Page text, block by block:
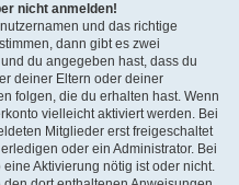
nicht anmelden!
und das richtige
dann gibt es zwei
du angegeben hast, dass du
deiner Eltern oder deiner
folgen, die du erhalten hast. Wenn
vielleicht aktiviert werden. Bei
Mitglieder erst freigeschaltet
oder ein Administrator. Bei
Aktivierung nötig ist oder nicht.